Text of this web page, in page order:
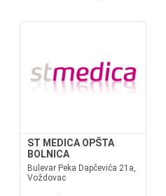
ST MEDICA OPŠTA
BOLNICA
Bulevar Peka Dapčevića 21a,
Voždovac